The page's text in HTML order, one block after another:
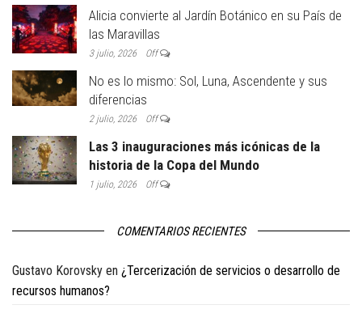
Alicia convierte al Jardín Botánico en su País de
las Maravillas
3 julio, 2026 Off
No es lo mismo: Sol, Luna, Ascendente y sus
diferencias
2 julio, 2026 Off
Las 3 inauguraciones más icónicas de la
historia de la Copa del Mundo
1 julio, 2026 Off
COMENTARIOS RECIENTES
Gustavo Korovsky en ¿Tercerización de servicios o desarrollo de
recursos humanos?